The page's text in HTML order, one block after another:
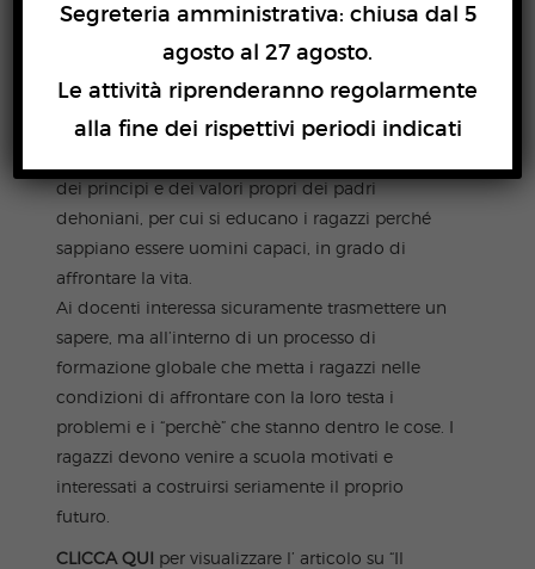
CHI SIAMO
L’Istituto Leone Dehon è una scuola paritaria di
dei principi e dei valori propri dei padri
dehoniani, per cui si educano i ragazzi perché
sappiano essere uomini capaci, in grado di
affrontare la vita.
Ai docenti interessa sicuramente trasmettere un
sapere, ma all’interno di un processo di
formazione globale che metta i ragazzi nelle
condizioni di affrontare con la loro testa i
problemi e i “perchè” che stanno dentro le cose. I
ragazzi devono venire a scuola motivati e
interessati a costruirsi seriamente il proprio
futuro.
CLICCA QUI per visualizzare l’ articolo su “Il
Segreteria amministrativa: chiusa dal 5
agosto al 27 agosto.
Le attività riprenderanno regolarmente
alla fine dei rispettivi periodi indicati